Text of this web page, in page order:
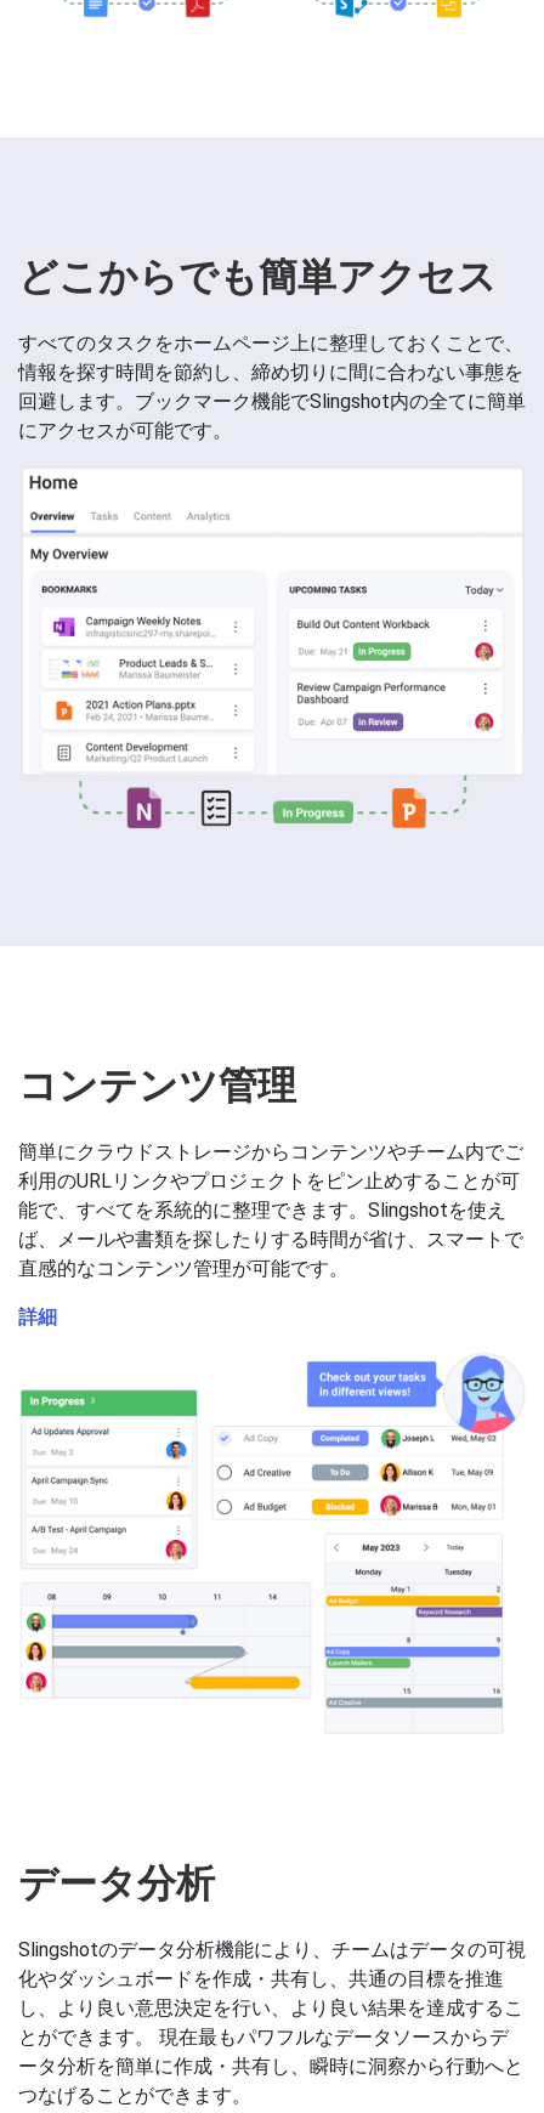
どこからでも簡単アクセス
すべてのタスクをホームページ上に整理しておくことで、
情報を探す時間を節約し、締め切りに間に合わない事態を
回避します。ブックマーク機能でSlingshot内の全てに簡単
にアクセスが可能です。
コンテンツ管理
簡単にクラウドストレージからコンテンツやチーム内でご
利用のURLリンクやプロジェクトをピン止めすることが可
能で、すべてを系統的に整理できます。Slingshotを使え
ば、メールや書類を探したりする時間が省け、スマートで
直感的なコンテンツ管理が可能です。
詳細
データ分析
Slingshotのデータ分析機能により、チームはデータの可視
化やダッシュボードを作成・共有し、共通の目標を推進
し、より良い意思決定を行い、より良い結果を達成するこ
とができます。 現在最もパワフルなデータソースからデ
ータ分析を簡単に作成・共有し、瞬時に洞察から行動へと
つなげることができます。